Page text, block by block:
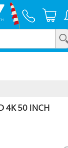
4K 50 INCH